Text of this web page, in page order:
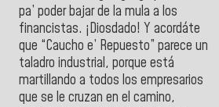
pa’ poder bajar de la mula a los
financistas. ¡Diosdado! Y acordáte
que “Caucho e’ Repuesto” parece un
taladro industrial, porque está
martillando a todos los empresarios
que se le cruzan en el camino,